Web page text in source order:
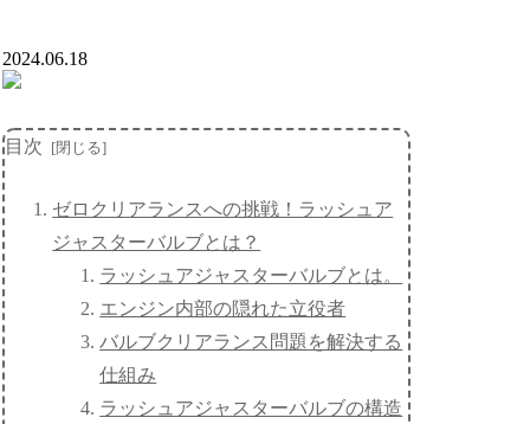
2024.06.18
目次
ゼロクリアランスへの挑戦！ラッシュア
ジャスターバルブとは？
ラッシュアジャスターバルブとは。
エンジン内部の隠れた立役者
バルブクリアランス問題を解決する
仕組み
ラッシュアジャスターバルブの構造